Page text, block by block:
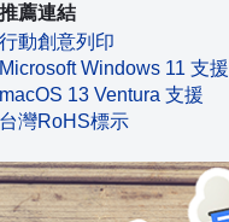
推薦連結
行動創意列印
Microsoft Windows 11 支援
macOS 13 Ventura 支援
台灣RoHS標示